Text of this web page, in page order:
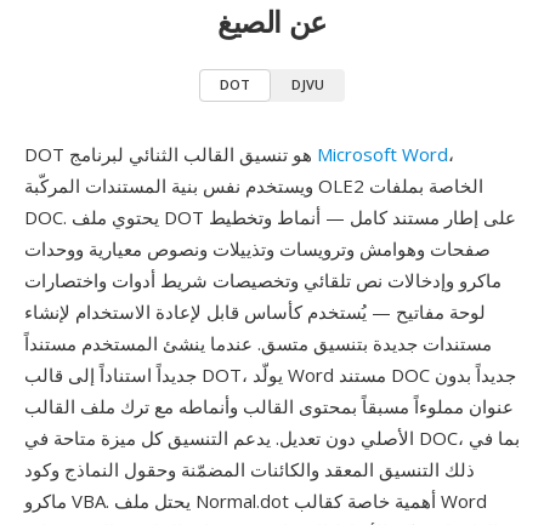
عن الصيغ
DOT DJVU
Microsoft Word،
ويستخدم نفس بنية المستندات المركّبة OLE2 الخاصة بملفات
DOC. يحتوي ملف DOT على إطار مستند كامل — أنماط وتخطيط
صفحات وهوامش وترويسات وتذييلات ونصوص معيارية ووحدات
ماكرو وإدخالات نص تلقائي وتخصيصات شريط أدوات واختصارات
لوحة مفاتيح — يُستخدم كأساس قابل لإعادة الاستخدام لإنشاء
مستندات جديدة بتنسيق متسق. عندما ينشئ المستخدم مستنداً
جديداً استناداً إلى قالب DOT، يولّد Word مستند DOC جديداً بدون
عنوان مملوءاً مسبقاً بمحتوى القالب وأنماطه مع ترك ملف القالب
الأصلي دون تعديل. يدعم التنسيق كل ميزة متاحة في DOC، بما في
ذلك التنسيق المعقد والكائنات المضمّنة وحقول النماذج وكود
ماكرو VBA. يحتل ملف Normal.dot أهمية خاصة كقالب Word